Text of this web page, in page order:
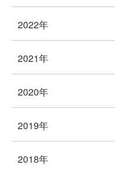
2022年
2021年
2020年
2019年
2018年